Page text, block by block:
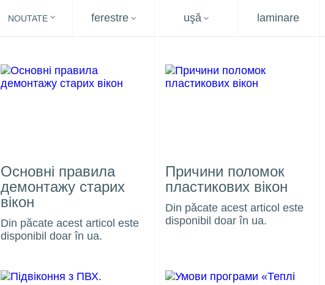
NOUTATE ferestre uşă laminare
Основні правила
демонтажу старих
вікон
Din păcate acest articol este
disponibil doar în ua.
Причини поломок
пластикових вікон
Din păcate acest articol este
disponibil doar în ua.